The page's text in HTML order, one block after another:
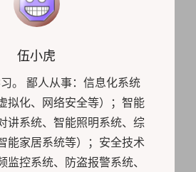
Author:
伍小虎
。 鄙人从事：信息化系统
拟化、网络安全等）；智能
讲系统、智能照明系统、综
能家居系统等）；安全技术
监控系统、防盗报警系统、